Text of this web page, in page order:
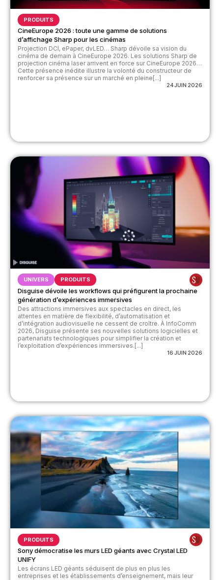
PRODUITS
CineEurope 2026 : toute une gamme de solutions
d’affichage Sharp pour les cinémas
Projection DCI, ePaper, dvLED… Sharp dévoile sa vision du
cinéma de demain à CineEurope 2026. Les solutions Sharp de
projection cinéma laser arrivent en force sur CineEurope 2026…
Cette présence inédite illustre la volonté du constructeur de
renforcer sa présence sur un marché en pleine[...]
24 JUIN 2026
UNIVERS PRODUITS
Disguise dévoile les workflows qui préfigurent la prochaine
génération d’expériences immersives
Des attractions immersives aux spectacles en direct, les
attentes en matière de flexibilité, d’automatisation et
d’intégration audiovisuelle ne cessent de croître. À InfoComm
2026, Disguise présente ses nouvelles solutions logicielles et
partenariats technologiques pour simplifier la création et
l’exploitation d’expériences immersives.[...]
16 JUIN 2026
PRODUITS
Sony démocratise les murs LED géants avec Crystal LED
UNIFY
Les écrans LED géants séduisent de plus en plus les
entreprises et les établissements d’enseignement, mais leur